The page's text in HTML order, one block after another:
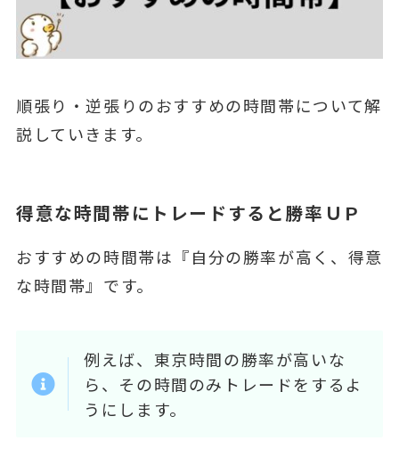
順張り・逆張りのおすすめの時間帯について解
説していきます。
得意な時間帯にトレードすると勝率ＵＰ
おすすめの時間帯は『自分の勝率が高く、得意
な時間帯』です。
例えば、東京時間の勝率が高いな
ら、その時間のみトレードをするよ
うにします。